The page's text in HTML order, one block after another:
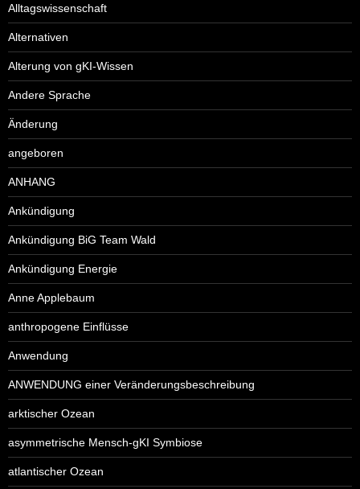
Alltagswissenschaft
Alternativen
Alterung von gKI-Wissen
Andere Sprache
Änderung
angeboren
ANHANG
Ankündigung
Ankündigung BiG Team Wald
Ankündigung Energie
Anne Applebaum
anthropogene Einflüsse
Anwendung
ANWENDUNG einer Veränderungsbeschreibung
arktischer Ozean
asymmetrische Mensch-gKI Symbiose
atlantischer Ozean